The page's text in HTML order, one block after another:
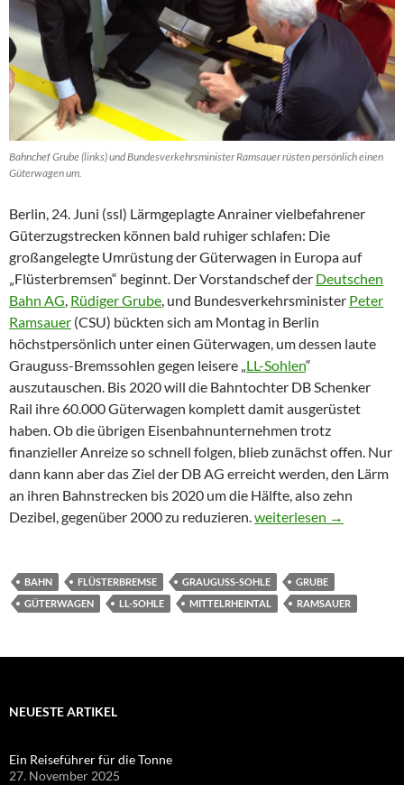
Bahnchef Grube (links) und Bundesverkehrsminister Ramsauer rüsten persönlich einen
Güterwagen um.
Berlin, 24. Juni (ssl) Lärmgeplagte Anrainer vielbefahrener
Güterzugstrecken können bald ruhiger schlafen: Die
großangelegte Umrüstung der Güterwagen in Europa auf
„Flüsterbremsen“ beginnt. Der Vorstandschef der Deutschen
Bahn AG Rüdiger Grube , und Bundesverkehrsminister Peter
Ramsauer (CSU) bückten sich am Montag in Berlin
höchstpersönlich unter einen Güterwagen, um dessen laute
Grauguss-Bremssohlen gegen leisere „ LL-Sohlen“
auszutauschen. Bis 2020 will die Bahntochter DB Schenker
Rail ihre 60.000 Güterwagen komplett damit ausgerüstet
haben. Ob die übrigen Eisenbahnunternehmen trotz
finanzieller Anreize so schnell folgen, blieb zunächst offen. Nur
dann kann aber das Ziel der DB AG erreicht werden, den Lärm
an ihren Bahnstrecken bis 2020 um die Hälfte, also zehn
Dezibel, gegenüber 2000 zu reduzieren. Immer mehr
weiterlesen →
BAHN FLÜSTERBREMSE GRAUGUSS-SOHLE
GRUBE
GÜTERWAGEN
LL-SOHLE MITTELRHEINTAL RAMSAUER
NEUESTE ARTIKEL
Ein Reiseführer für die Tonne
27. November 2025